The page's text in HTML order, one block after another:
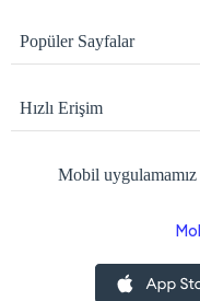
Popüler Sayfalar
Hızlı Erişim
Mobil uygulamamız